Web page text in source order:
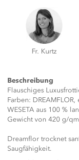
Fr. Kurtz
Beschreibung
Flauschiges
Farben:
WESETA aus 100 %
Gewicht von 420 g/
Dreamflor trocknet
Saugfähigkeit.